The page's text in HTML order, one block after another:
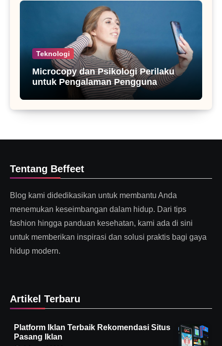
Teknologi
Microcopy dan Psikologi Perilaku
untuk Pengalaman Pengguna
Tentang Beffeet
Blog kami didedikasikan untuk membantu Anda
menemukan keseimbangan dalam hidup. Dari tips
fashion hingga panduan kesehatan, kami ada di sini
untuk memberikan inspirasi dan solusi praktis bagi gaya
hidup modern.
Artikel Terbaru
Platform Iklan Terbaik Rekomendasi Situs
Pasang Iklan